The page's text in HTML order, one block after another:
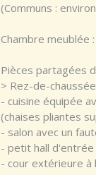
(Communs :
Chambre meublée
Pièces partagées
> Rez-de-
- cuisine équipée
(chaises pliantes
- salon avec un
- petit hall d'entrée
- cour extérieure à